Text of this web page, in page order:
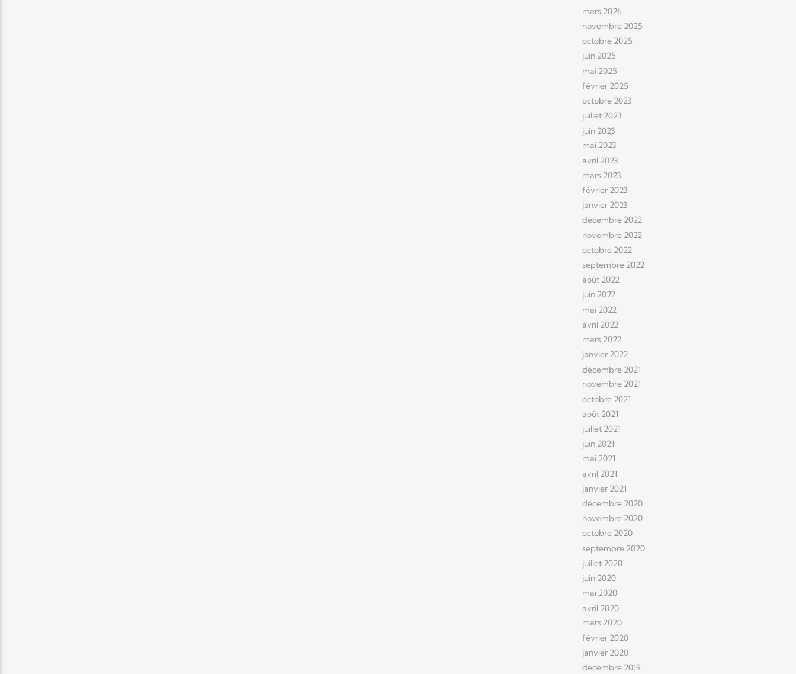
mars 2026
novembre 2025
octobre 2025
juin 2025
mai 2025
février 2025
octobre 2023
juillet 2023
juin 2023
mai 2023
avril 2023
mars 2023
février 2023
janvier 2023
décembre 2022
novembre 2022
octobre 2022
septembre 2022
août 2022
juin 2022
mai 2022
avril 2022
mars 2022
janvier 2022
décembre 2021
novembre 2021
octobre 2021
août 2021
juillet 2021
juin 2021
mai 2021
avril 2021
janvier 2021
décembre 2020
novembre 2020
octobre 2020
septembre 2020
juillet 2020
juin 2020
mai 2020
avril 2020
mars 2020
février 2020
janvier 2020
décembre 2019